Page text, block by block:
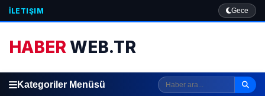
İLETIŞIM Gece
HABERWEB.TR
Kategoriler Menüsü